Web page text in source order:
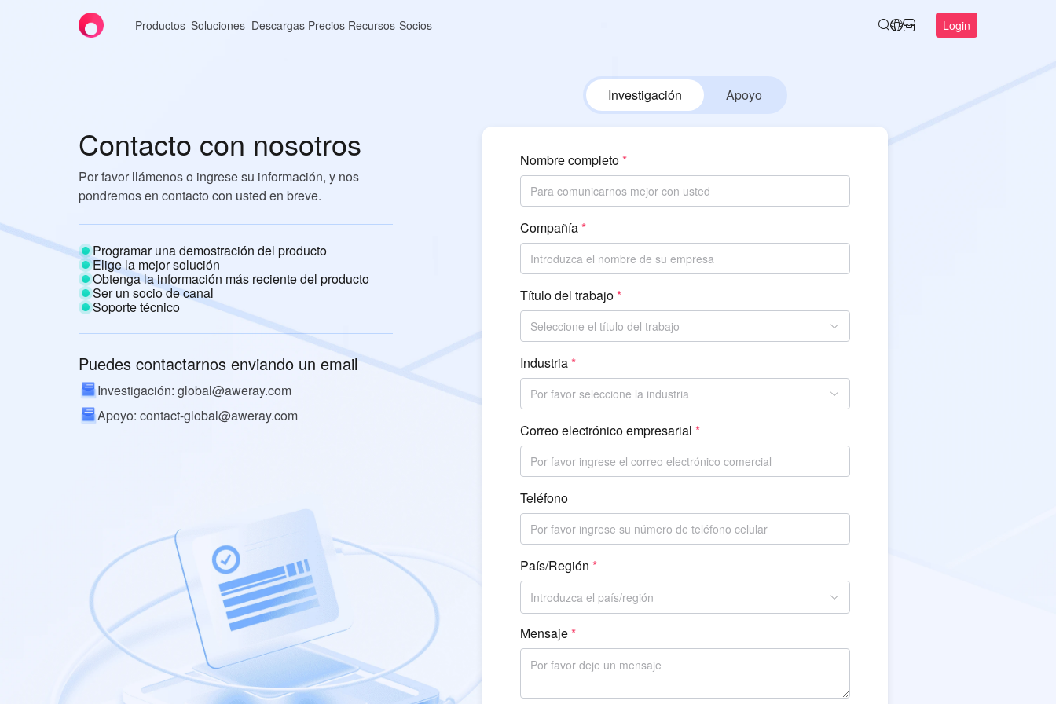
Productos Soluciones Descargas Precios Recursos Socios Login
Contacto con nosotros
Por favor llámenos o ingrese su información, y nos
pondremos en contacto con usted en breve.
Programar una demostración del producto
Elige la mejor solución
Obtenga la información más reciente del producto
Ser un socio de canal
Soporte técnico
Puedes contactarnos enviando un email
Investigación: global@aweray.com
Apoyo: contact-global@aweray.com
Investigación Apoyo
Nombre completo
Compañía
Título del trabajo
Seleccione el título del trabajo
Industria
Por favor seleccione la industria
Correo electrónico empresarial
Teléfono
País/Región
Introduzca el país/región
Mensaje